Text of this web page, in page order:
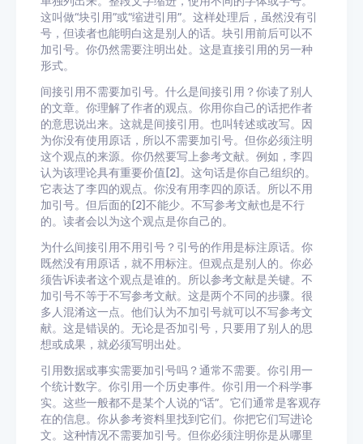
这叫做“块引用”或“缩进引用”。这样处理后，虽然没有引
号，但读者也能明白这是别人的话。块引用前后可以不
加引号。你仍然需要注明出处。这是直接引用的另一种
形式。
间接引用不需要加引号。什么是间接引用？你读了别人
的文章。你理解了作者的观点。你用你自己的话把作者
的意思说出来。这就是间接引用。也叫转述或改写。因
为你没有使用原话，所以不需要加引号。但你必须注明
这个观点的来源。你仍然要写上参考文献。例如，李四
认为该理论具有重要价值[2]。这句话是你自己组织的。
它表达了李四的观点。你没有用李四的原话。所以不用
加引号。但后面的[2]不能少。不写参考文献也是不行
的。读者会以为这个观点是你自己的。
为什么间接引用不用引号？引号的作用是标注原话。你
既然没有用原话，就不用标注。但观点是别人的。你必
须告诉读者这个观点是谁的。所以参考文献是关键。不
加引号不等于不写参考文献。这是两个不同的步骤。很
多人混淆这一点。他们认为不加引号就可以不写参考文
献。这是错误的。无论是否加引号，只要用了别人的思
想或成果，就必须写明出处。
引用数据或事实需要加引号吗？通常不需要。你引用一
个统计数字。你引用一个历史事件。你引用一个科学事
实。这些一般都不是某个人说的“话”。它们通常是客观存
在的信息。你从参考资料里找到它们。你把它们写进论
文。这种情况不需要加引号。但你必须注明你是从哪里